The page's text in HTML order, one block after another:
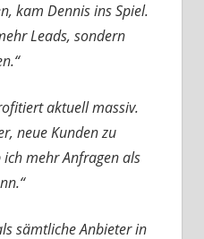
kam Dennis ins Spiel.
Leads, sondern
“
aktuell massiv.
neue Kunden zu
mehr Anfragen als
“
sämtliche Anbieter in